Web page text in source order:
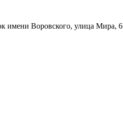
имени Воровского, улица Мира, 6